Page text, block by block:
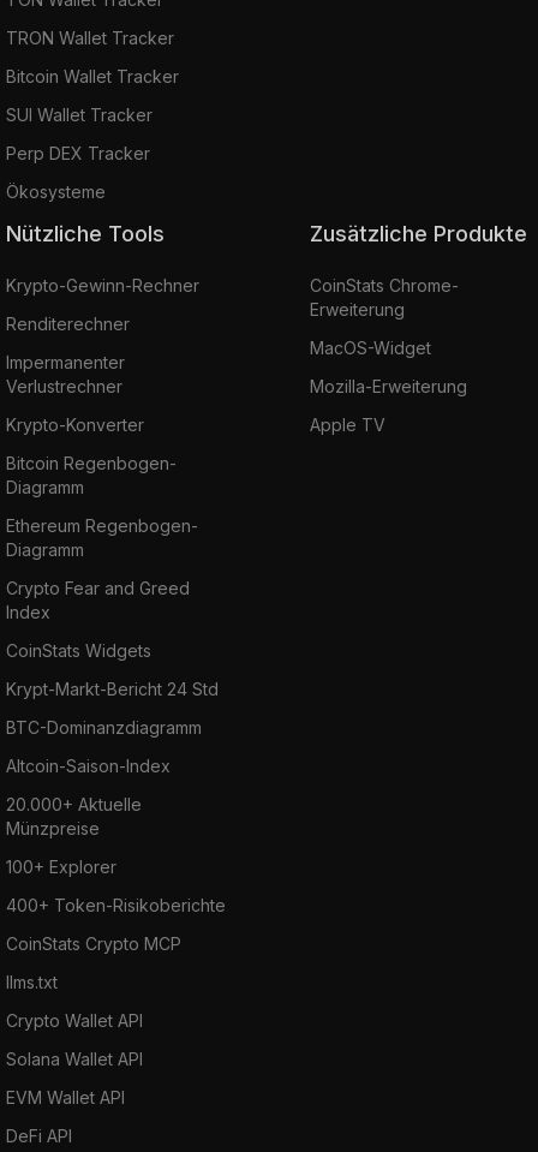
TRON Wallet Tracker
Bitcoin Wallet Tracker
SUI Wallet Tracker
Perp DEX Tracker
Ökosysteme
Nützliche Tools
Krypto-Gewinn-Rechner
Renditerechner
Impermanenter
Verlustrechner
Krypto-Konverter
Bitcoin Regenbogen-
Diagramm
Ethereum Regenbogen-
Diagramm
Crypto Fear and Greed
Index
CoinStats Widgets
Krypt-Markt-Bericht 24 Std
BTC-Dominanzdiagramm
Altcoin-Saison-Index
20.000+ Aktuelle
Münzpreise
100+ Explorer
400+ Token-Risikoberichte
CoinStats Crypto MCP
llms.txt
Crypto Wallet API
Solana Wallet API
EVM Wallet API
DeFi API
Zusätzliche Produkte
CoinStats Chrome-
Erweiterung
MacOS-Widget
Mozilla-Erweiterung
Apple TV